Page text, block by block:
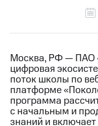
Руководство
Контакты
Медиа-центр
Пресс-
релизы
о технологиях
Москва, РФ — ПАО
цифровая
поток школы по
платформе
программа
с начальным и
знаний и